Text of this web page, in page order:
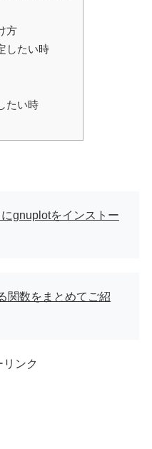
方
したい時
たい時
gnuplotをインストー
関数をまとめてご紹
リンク